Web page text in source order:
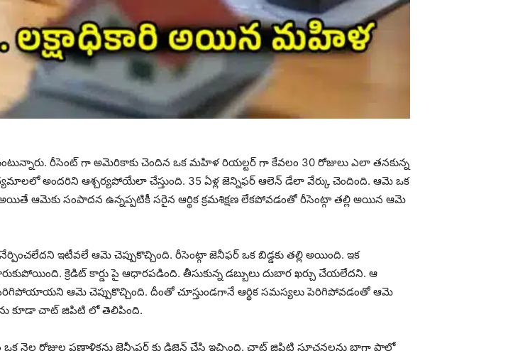
రీసెంట్ గా అమెరికాకు చెందిన ఒక మహిళ రియల్టర్ గా కేవలం 30 రోజులు ఎలా తనకున్న
అందరిని ఆశ్చర్యపోయేలా చేస్తుంది. 35 ఏళ్ల జెన్నిఫర్ ఆలెన్ డేలా వేర్కు చెందింది. ఆమె ఒక
సంపాదన ఉన్నప్పటికీ సరైన ఆర్థిక క్రమశిక్షణ లేకపోవడంతో రీసెంట్గా తల్లి అయిన ఆమె
ఇటీవలే ఆమె చెప్పుకొచ్చింది. రీసెంట్గా జెనీఫర్ ఒక బిడ్డకు తల్లి అయింది. ఇక
క్రెడిట్ కార్డు పై ఆధారపడింది. తీసుకున్న డబ్బులు దుబార ఖర్చు చేయలేదని. ఆ
ఆమె చెప్పుకొచ్చింది. దీంతో చూస్తుండగానే ఆర్థిక సమస్యలు పెరిగిపోవడంతో ఆమె
కూడా చాట్ జిపిటి లో తెలిపింది.
నెల రోజుల ప్రణాళికను జెన్నీఫర్ కు డిజైన్ చేసి ఇచ్చింది. చాట్ జిపిటి సూచనలను బాగా ఫాలో